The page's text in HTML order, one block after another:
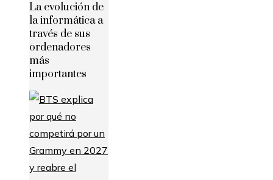
La evolución de
la informática a
través de sus
ordenadores
más
importantes